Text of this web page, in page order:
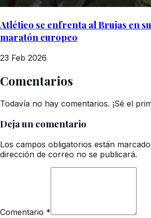
Atlético se enfrenta al Brujas en
maratón europeo
23 Feb 2026
Comentarios
Todavía no hay comentarios. ¡Sé el
Deja un comentario
Los campos obligatorios están
dirección de correo no se publicará.
Comentario *